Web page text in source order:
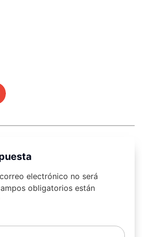
electrónico no será
obligatorios están